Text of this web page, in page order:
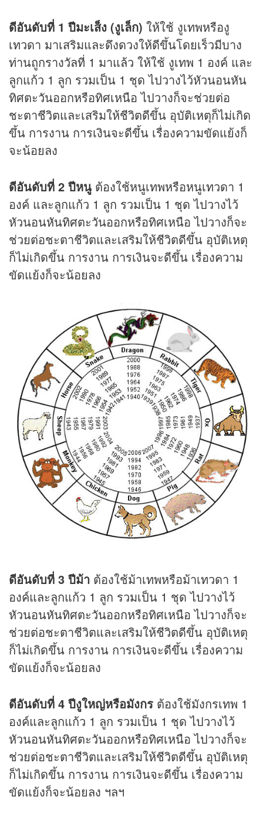
ดีอันดับที่ 1 ปีมะเส็ง (งูเล็ก) ให้ใช้ งูเทพหรืองู
เทวดา มาเสริมและดึงดวงให้ดีขึ้นโดยเร็วมีบาง
ท่านถูกรางวัลที่ 1 มาแล้ว ให้ใช้ งูเทพ 1 องค์ และ
ลูกแก้ว 1 ลูก รวมเป็น 1 ชุด ไปวางไว้หัวนอนหัน
ทิศตะวันออกหรือทิศเหนือ ไปวางก็จะช่วยต่อ
ชะตาชีวิตและเสริมให้ชีวิตดีขึ้น อุบัติเหตุก็ไม่เกิด
ขึ้น การงาน การเงินจะดีขึ้น เรื่องความขัดแย้งก็
จะน้อยลง
ดีอันดับที่ 2 ปีหนู ต้องใช้หนูเทพหรือหนูเทวดา 1
องค์ และลูกแก้ว 1 ลูก รวมเป็น 1 ชุด ไปวางไว้
หัวนอนหันทิศตะวันออกหรือทิศเหนือ ไปวางก็จะ
ช่วยต่อชะตาชีวิตและเสริมให้ชีวิตดีขึ้น อุบัติเหตุ
ก็ไม่เกิดขึ้น การงาน การเงินจะดีขึ้น เรื่องความ
ขัดแย้งก็จะน้อยลง
ดีอันดับที่ 3 ปีม้า ต้องใช้ม้าเทพหรือม้าเทวดา 1
องค์และลูกแก้ว 1 ลูก รวมเป็น 1 ชุด ไปวางไว้
หัวนอนหันทิศตะวันออกหรือทิศเหนือ ไปวางก็จะ
ช่วยต่อชะตาชีวิตและเสริมให้ชีวิตดีขึ้น อุบัติเหตุ
ก็ไม่เกิดขึ้น การงาน การเงินจะดีขึ้น เรื่องความ
ขัดแย้งก็จะน้อยลง
ดีอันดับที่ 4 ปีงูใหญ่หรือมังกร ต้องใช้มังกรเทพ 1
องค์และลูกแก้ว 1 ลูก รวมเป็น 1 ชุด ไปวางไว้
หัวนอนหันทิศตะวันออกหรือทิศเหนือ ไปวางก็จะ
ช่วยต่อชะตาชีวิตและเสริมให้ชีวิตดีขึ้น อุบัติเหตุ
ก็ไม่เกิดขึ้น การงาน การเงินจะดีขึ้น เรื่องความ
ขัดแย้งก็จะน้อยลง ฯลฯ